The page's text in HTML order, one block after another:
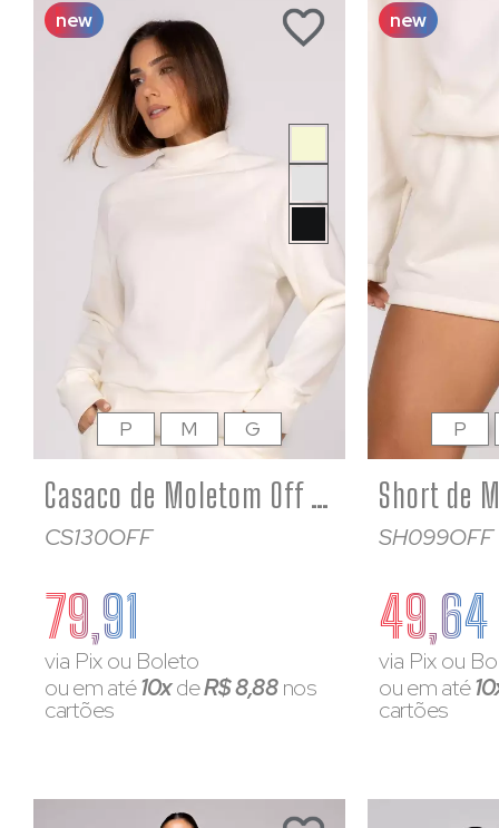
new
Casaco de Moletom Off White Feminino Gola Canelada
CS130OFF
79,91
via Pix ou Boleto
ou em até10xdeR$ 8,88nos
cartões
P M G
new
SH099OFF
49,64
via Pix ou
ou em até
cartões
P